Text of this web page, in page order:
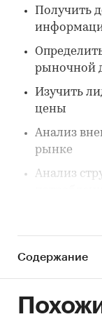
Получить
рыночной
Изучить
цены
Анализ
рынке
Анализ
Построить
Параметры
древесно-
Содержание